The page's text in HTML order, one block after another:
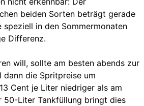
beiden Sorten beträgt gerade
speziell in den Sommermonaten
Differenz.
will, sollte am besten abends zur
dann die Spritpreise um
Cent je Liter niedriger als am
50-Liter Tankfüllung bringt dies